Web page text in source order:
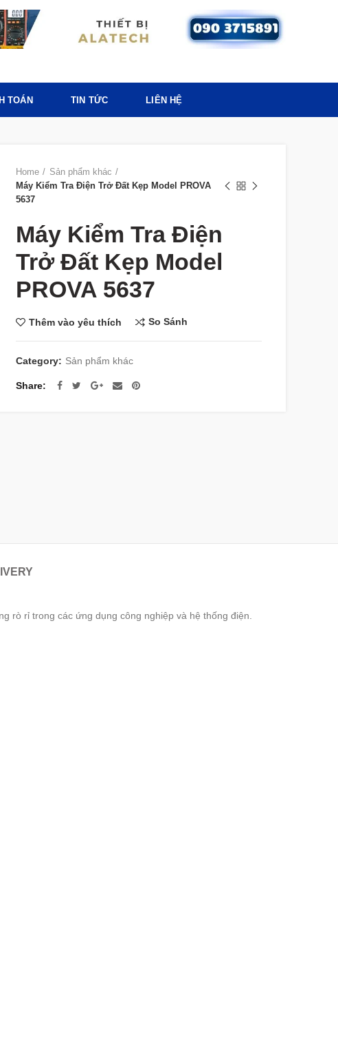
TOÁN TIN TỨC LIÊN HỆ
Home
Sản phẩm khác
Máy Kiểm Tra Điện Trở Đất Kẹp Model PROVA
5637
Máy Kiểm Tra Điện
Trở Đất Kẹp Model
PROVA 5637
Thêm vào yêu thích So Sánh
Category: Sản phẩm khác
Share
rò rỉ trong các ứng dụng công nghiệp và hệ thống điện.